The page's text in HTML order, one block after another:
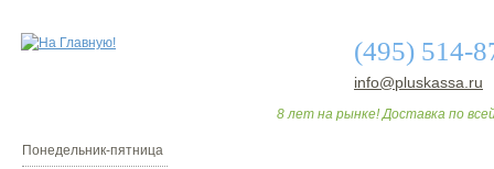
(495) 514-
info@pluskassa.ru
8 лет на рынке! Доставка по
Понедельник-пятница